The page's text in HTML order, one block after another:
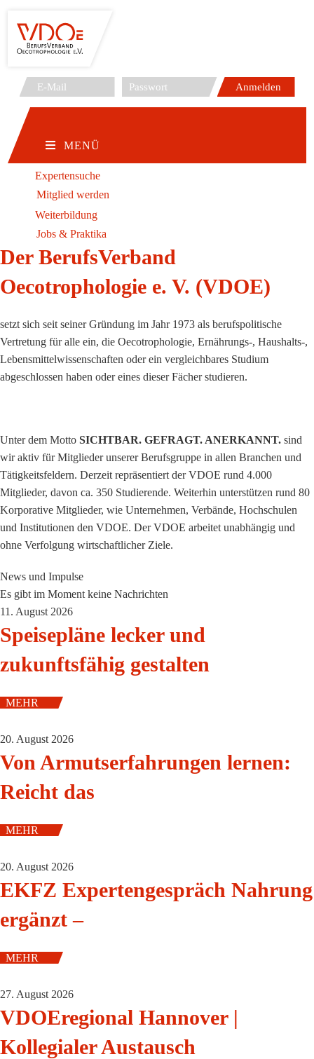
Inhalt
springen
MENÜ
Expertensuche
Mitglied werden
Weiterbildung
Jobs & Praktika
Der BerufsVerband
Oecotrophologie e. V. (VDOE)
setzt sich seit seiner Gründung im Jahr 1973 als berufspolitische
Vertretung für alle ein, die Oecotrophologie, Ernährungs-, Haushalts-,
Lebensmittelwissenschaften oder ein vergleichbares Studium
abgeschlossen haben oder eines dieser Fächer studieren.
Unter dem Motto SICHTBAR. GEFRAGT. ANERKANNT. sind
wir aktiv für Mitglieder unserer Berufsgruppe in allen Branchen und
Tätigkeitsfeldern. Derzeit repräsentiert der VDOE rund 4.000
Mitglieder, davon ca. 350 Studierende. Weiterhin unterstützen rund 80
Korporative Mitglieder, wie Unternehmen, Verbände, Hochschulen
und Institutionen den VDOE. Der VDOE arbeitet unabhängig und
ohne Verfolgung wirtschaftlicher Ziele.
News und Impulse
Es gibt im Moment keine Nachrichten
11. August 2026
Speisepläne lecker und
zukunftsfähig gestalten
MEHR
20. August 2026
Von Armutserfahrungen lernen:
Reicht das
MEHR
20. August 2026
EKFZ Expertengespräch Nahrung
ergänzt –
MEHR
27. August 2026
VDOEregional Hannover |
Kollegialer Austausch